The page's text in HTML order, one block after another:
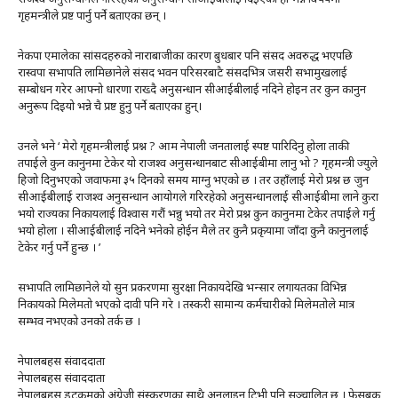
गृहमन्त्रीले प्रष्ट पार्नु पर्ने बताएका छन् ।
नेकपा एमालेका सांसदहरुको नाराबाजीका कारण बुधबार पनि संसद अवरुद्ध भएपछि
रास्वपा सभापति लामिछानेले संसद भवन परिसरबाटै संसदभित्र जसरी सभामुखलाई
सम्बोधन गरेर आफ्नो धारणा राख्दै अनुसन्धान सीआईबीलाई नदिने होइन तर कुन कानुन
अनुरूप दिइयो भन्ने चै प्रष्ट हुनु पर्ने बताएका हुन्।
उनले भने ‘ मेरो गृहमन्त्रीलाई प्रश्न ? आम नेपाली जनतालाई स्पष्ट पारिदिनु होला ताकी
तपाईले कुन कानुनमा टेकेर यो राजश्व अनुसन्धानबाट सीआईबीमा लानु भो ? गृहमन्त्री ज्युले
हिजो दिनुभएको जवाफमा ३५ दिनको समय माग्नु भएको छ । तर उहाँलाई मेरो प्रश्न छ जुन
सीआईबीलाई राजश्व अनुसन्धान आयोगले गरिरहेको अनुसन्धानलाई सीआईबीमा लाने कुरा
भयो राज्यका निकायलाई विश्वास गरौं भन्नु भयो तर मेरो प्रश्न कुन कानुनमा टेकेर तपाईले गर्नु
भयो होला । सीआईबीलाई नदिने भनेको होईन मैले तर कुनै प्रकृयामा जाँदा कुनै कानुनलाई
टेकेर गर्नु पर्ने हुन्छ । ’
सभापति लामिछानेले यो सुन प्रकरणमा सुरक्षा निकायदेखि भन्सार लगायतका विभिन्न
निकायको मिलेमतो भएको दावी पनि गरे । तस्करी सामान्य कर्मचारीको मिलेमतोले मात्र
सम्भव नभएको उनको तर्क छ ।
नेपालबहस संवाददाता
नेपालबहस संवाददाता
नेपालबहस डटकमको अंग्रेजी संस्करणका साथै अनलाइन टिभी पनि सञ्चालित छ । फेसबुक